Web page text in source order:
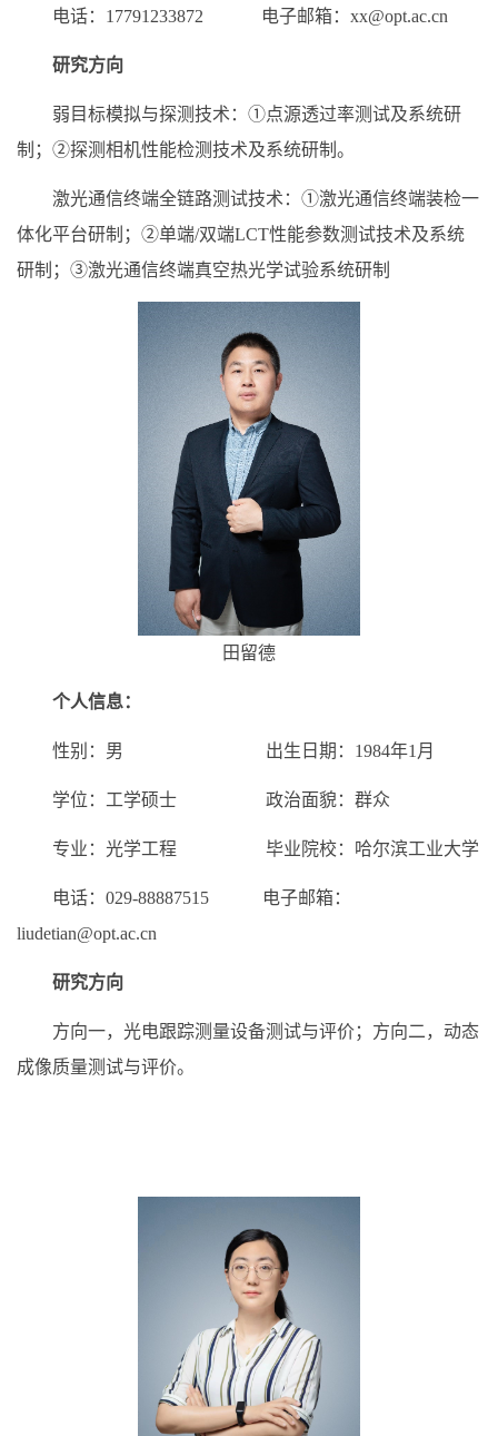
电话：17791233872 电子邮箱：xx@opt.ac.cn
研究方向
弱目标模拟与探测技术：①点源透过率测试及系统研
制；②探测相机性能检测技术及系统研制。
激光通信终端全链路测试技术：①激光通信终端装检一
体化平台研制；②单端/双端LCT性能参数测试技术及系统
研制；③激光通信终端真空热光学试验系统研制
田留德
个人信息：
性别：男 出生日期：1984年1月
学位：工学硕士 政治面貌：群众
专业：光学工程 毕业院校：哈尔滨工业大学
电话：029-88887515 电子邮箱：
liudetian@opt.ac.cn
研究方向
方向一，光电跟踪测量设备测试与评价；方向二，动态
成像质量测试与评价。